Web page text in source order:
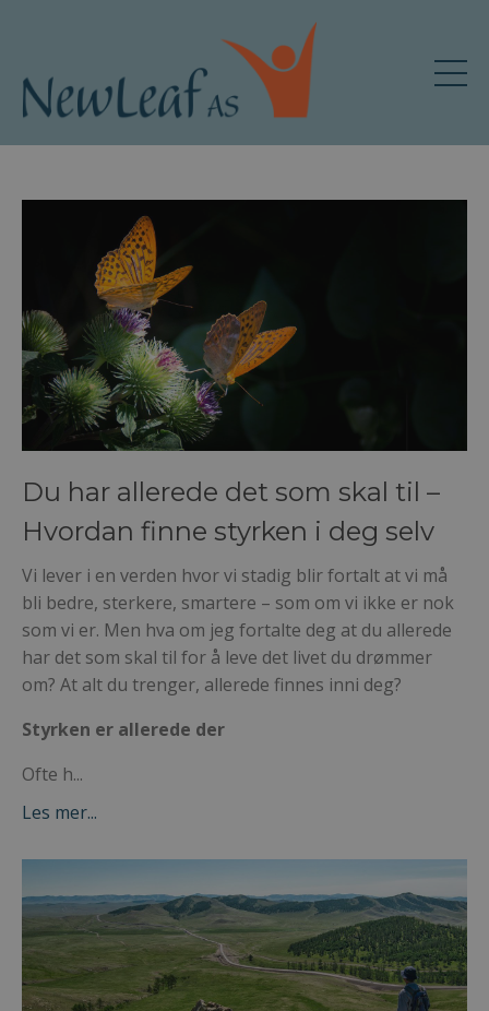
Du har allerede det som skal til –
Hvordan finne styrken i deg selv
Vi lever i en verden hvor vi stadig blir fortalt at vi må
bli bedre, sterkere, smartere – som om vi ikke er nok
som vi er. Men hva om jeg fortalte deg at du allerede
har det som skal til for å leve det livet du drømmer
om? At alt du trenger, allerede finnes inni deg?
Styrken er allerede der
Ofte h...
Les mer...